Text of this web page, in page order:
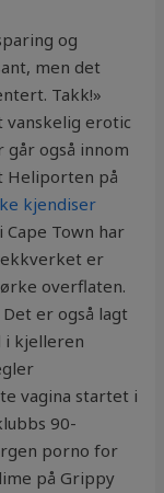
og
men det
Takk!»
vanskelig erotic
også innom
Heliporten på
kjendiser
Town har
er
overflaten.
er også lagt
i kjelleren
vagina startet i
90-
porno for
på Grippy